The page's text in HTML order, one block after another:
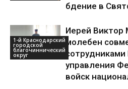
бдение в
1-й Краснодарский
городской
благочиннический
округ
Иерей Виктор
молебен
сотрудниками
управления
войск